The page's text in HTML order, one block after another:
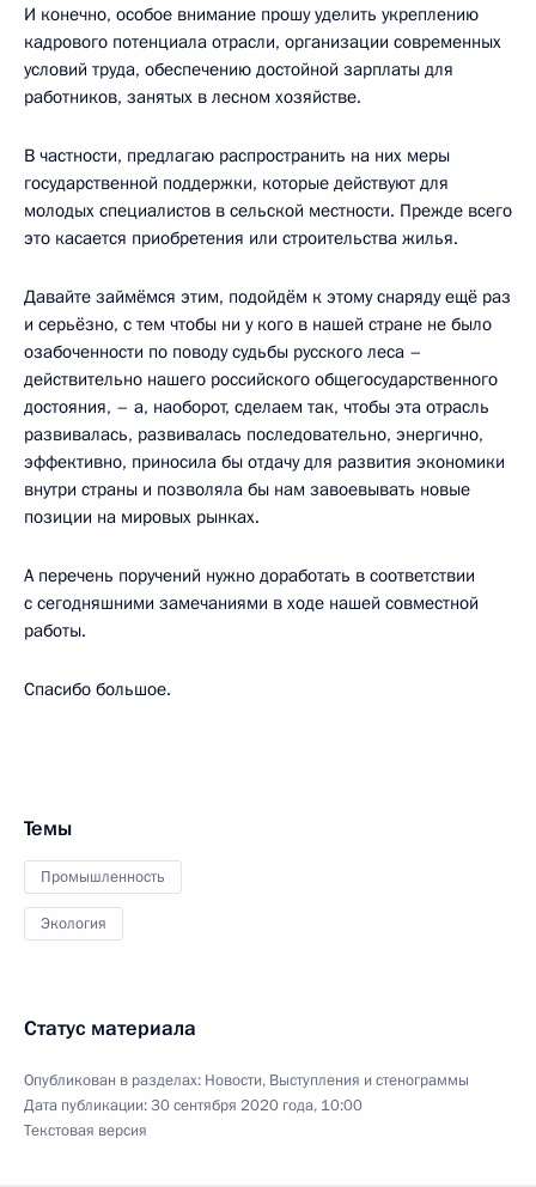
И конечно, особое внимание прошу уделить укреплению
кадрового потенциала отрасли, организации современных
условий труда, обеспечению достойной зарплаты для
работников, занятых в лесном хозяйстве.
В частности, предлагаю распространить на них меры
государственной поддержки, которые действуют для
молодых специалистов в сельской местности. Прежде всего
это касается приобретения или строительства жилья.
Давайте займёмся этим, подойдём к этому снаряду ещё раз
и серьёзно, с тем чтобы ни у кого в нашей стране не было
озабоченности по поводу судьбы русского леса –
действительно нашего российского общегосударственного
достояния, – а, наоборот, сделаем так, чтобы эта отрасль
развивалась, развивалась последовательно, энергично,
эффективно, приносила бы отдачу для развития экономики
внутри страны и позволяла бы нам завоевывать новые
позиции на мировых рынках.
А перечень поручений нужно доработать в соответствии
с сегодняшними замечаниями в ходе нашей совместной
работы.
Спасибо большое.
Темы
Промышленность
Экология
Статус материала
Опубликован в разделах: Новости, Выступления и стенограммы
Дата публикации:30 сентября 2020 года, 10:00
Текстовая версия